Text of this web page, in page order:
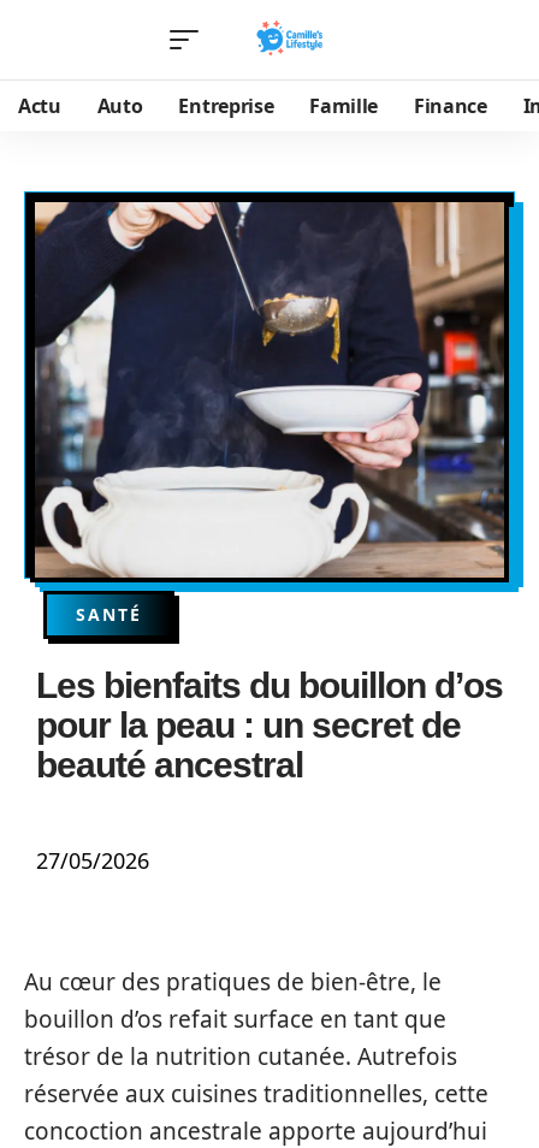
Actu Auto Entreprise Famille Finance
SANTÉ
Les bienfaits du bouillon d’os
pour la peau : un secret de
beauté ancestral
27/05/2026
Au cœur des pratiques de bien-être, le
bouillon d’os refait surface en tant que
trésor de la nutrition cutanée. Autrefois
réservée aux cuisines traditionnelles, cette
concoction ancestrale apporte aujourd’hui